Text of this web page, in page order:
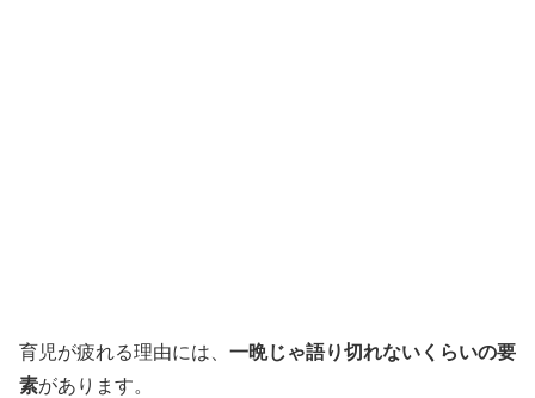
育児が疲れる理由には、 一晩じゃ語り切れないくらいの要
素があります。